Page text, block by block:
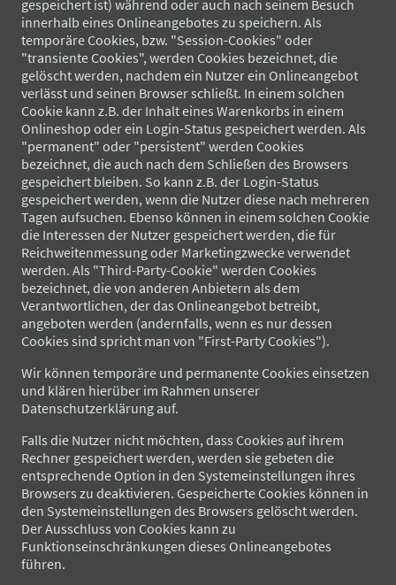
gespeichert ist) während oder auch nach seinem Besuch
innerhalb eines Onlineangebotes zu speichern. Als
temporäre Cookies, bzw. "Session-Cookies" oder
"transiente Cookies", werden Cookies bezeichnet, die
gelöscht werden, nachdem ein Nutzer ein Onlineangebot
verlässt und seinen Browser schließt. In einem solchen
Cookie kann z.B. der Inhalt eines Warenkorbs in einem
Onlineshop oder ein Login-Status gespeichert werden. Als
"permanent" oder "persistent" werden Cookies
bezeichnet, die auch nach dem Schließen des Browsers
gespeichert bleiben. So kann z.B. der Login-Status
gespeichert werden, wenn die Nutzer diese nach mehreren
Tagen aufsuchen. Ebenso können in einem solchen Cookie
die Interessen der Nutzer gespeichert werden, die für
Reichweitenmessung oder Marketingzwecke verwendet
werden. Als "Third-Party-Cookie" werden Cookies
bezeichnet, die von anderen Anbietern als dem
Verantwortlichen, der das Onlineangebot betreibt,
angeboten werden (andernfalls, wenn es nur dessen
Cookies sind spricht man von "First-Party Cookies").
Wir können temporäre und permanente Cookies einsetzen
und klären hierüber im Rahmen unserer
Datenschutzerklärung auf.
Falls die Nutzer nicht möchten, dass Cookies auf ihrem
Rechner gespeichert werden, werden sie gebeten die
entsprechende Option in den Systemeinstellungen ihres
Browsers zu deaktivieren. Gespeicherte Cookies können in
den Systemeinstellungen des Browsers gelöscht werden.
Der Ausschluss von Cookies kann zu
Funktionseinschränkungen dieses Onlineangebotes
führen.